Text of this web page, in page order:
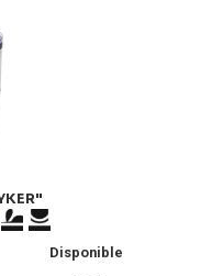
Disponible